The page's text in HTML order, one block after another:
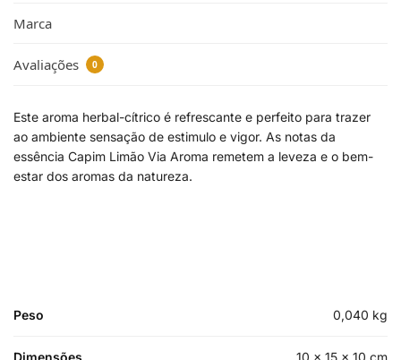
Marca
Avaliações 0
Este aroma herbal-cítrico é refrescante e perfeito para trazer
ao ambiente sensação de estimulo e vigor. As notas da
essência Capim Limão Via Aroma remetem a leveza e o bem-
estar dos aromas da natureza.
Peso 0,040 kg
Dimensões 10 × 15 × 10 cm